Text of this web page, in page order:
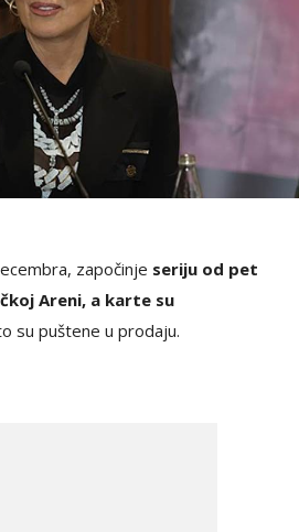
započinje seriju od pet
Areni, a karte su
su puštene u prodaju.